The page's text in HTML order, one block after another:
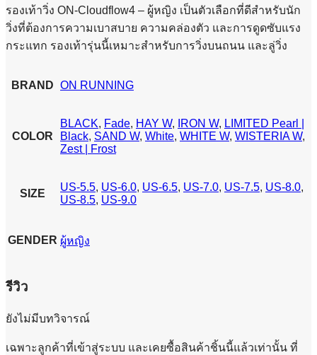
รองเท้าวิ่ง ON-Cloudflow4 – ผู้หญิง เป็นตัวเลือกที่ดีสำหรับนัก
วิ่งที่ต้องการความเบาสบาย ความคล่องตัว และการดูดซับแรง
กระแทก รองเท้ารุ่นนี้เหมาะสำหรับการวิ่งบนถนน และลู่วิ่ง
BRAND ON RUNNING
COLOR
BLACK, Fade, HAY W, IRON W, LIMITED Pearl |
Black, SAND W, White, WHITE W, WISTERIA W,
Zest | Frost
SIZE
US-5.5, US-6.0, US-6.5, US-7.0, US-7.5, US-8.0,
US-8.5, US-9.0
GENDER ผู้หญิง
รีวิว
ยังไม่มีบทวิจารณ์
เฉพาะลูกค้าที่เข้าสู่ระบบ และเคยซื้อสินค้าชิ้นนี้แล้วเท่านั้น ที่